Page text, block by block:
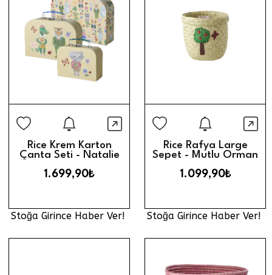
Stoğa Girince Haber Ver
Hızlı Görünüm
Rice Krem Karton
Çanta Seti - Natalie
1.699,90₺
Stoğa Girince Haber Ver!
Stoğa
Rice Rafya Large
Sepet - Mutlu Orman
1.099,90₺
Stoğa Girince Haber Ver!